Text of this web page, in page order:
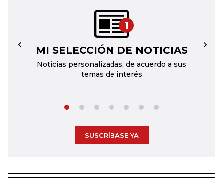
1
MI SELECCIÓN DE NOTICIAS
Noticias personalizadas, de acuerdo a sus
temas de interés
← →
SUSCRÍBASE YA